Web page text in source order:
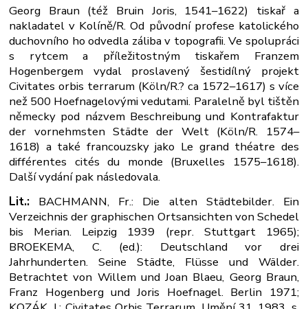
Georg Braun (též Bruin Joris, 1541–1622) tiskař a
nakladatel v Kolíně/R. Od původní profese katolického
duchovního ho odvedla záliba v topografii. Ve spolupráci
s rytcem a příležitostným tiskařem Franzem
Hogenbergem vydal proslavený šestidílný projekt
Civitates orbis terrarum (Köln/R.? ca 1572–1617) s více
než 500 Hoefnagelovými vedutami. Paralelně byl tištěn
německy pod názvem Beschreibung und Kontrafaktur
der vornehmsten Städte der Welt (Köln/R. 1574–
1618) a také francouzsky jako Le grand théatre des
différentes cités du monde (Bruxelles 1575–1618).
Další vydání pak následovala.
Lit.: BACHMANN, Fr.: Die alten Städtebilder. Ein
Verzeichnis der graphischen Ortsansichten von Schedel
bis Merian. Leipzig 1939 (repr. Stuttgart 1965);
BROEKEMA, C. (ed.): Deutschland vor drei
Jahrhunderten. Seine Städte, Flüsse und Wälder.
Betrachtet von Willem und Joan Blaeu, Georg Braun,
Franz Hogenberg und Joris Hoefnagel. Berlin 1971;